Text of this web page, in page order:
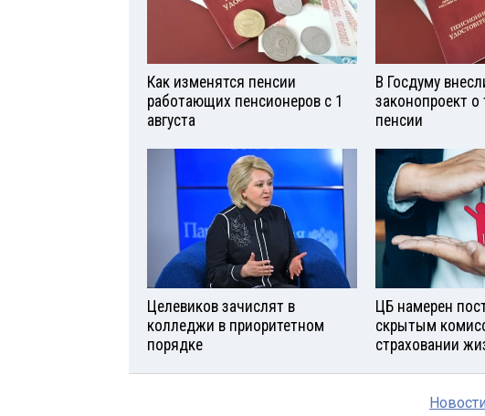
Как изменятся пенсии
работающих пенсионеров с 1
августа
В Госдуму
законопроект о
пенсии
Целевиков зачислят в
колледжи в приоритетном
порядке
ЦБ намерен
скрытым
страховании